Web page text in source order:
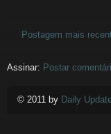
Postagem mais
Assinar: Postar
© 2011 by Daily